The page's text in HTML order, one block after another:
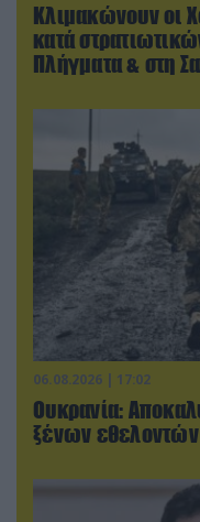
Κλιμακώνουν οι
κατά
Πλήγματα & στη
06.08.2026 | 17:02
Ουκρανία:
ξένων